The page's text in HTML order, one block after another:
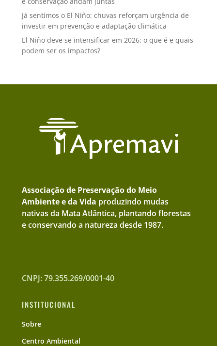
Já sentimos o El Niño: chuvas reforçam urgência de
investir em prevenção e adaptação climática
El Niño deve se intensificar em 2026: o que é e quais
podem ser os impactos?
Associação de Preservação do Meio
Ambiente e da Vida produzindo mudas
nativas da Mata Atlântica, plantando florestas
e conservando a natureza desde 1987.
CNPJ: 79.355.269/0001-40
INSTITUCIONAL
Sobre
Centro Ambiental